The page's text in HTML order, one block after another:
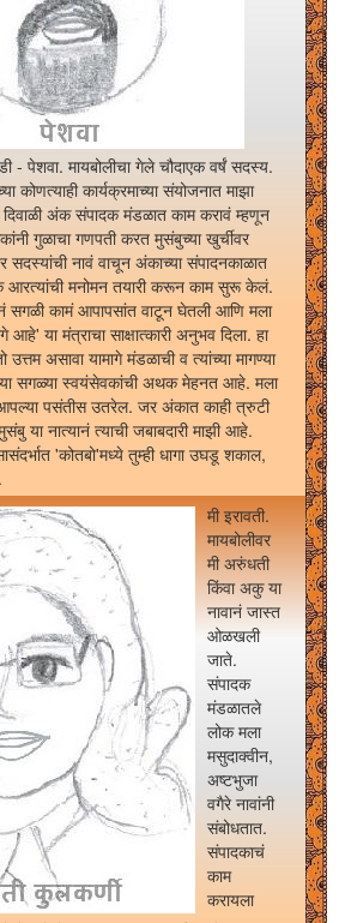
- पेशवा. मायबोलीचा गेले चौदाएक वर्षं सदस्य.
कोणत्याही कार्यक्रमाच्या संयोजनात माझा
दिवाळी अंक संपादक मंडळात काम करावं म्हणून
गुळाचा गणपती करत मुसंबुच्या खुर्चीवर
नावं वाचून अंकाच्या संपादनकाळात
आरत्यांची मनोमन तयारी करून काम सुरू केलं.
सगळी कामं आपापसांत वाटून घेतली आणि मला
या मंत्राचा साक्षात्कारी अनुभव दिला. हा
उत्तम असावा यामागे मंडळाची व त्यांच्या मागण्या
सगळ्या स्वयंसेवकांची अथक मेहनत आहे. मला
पसंतीस उतरेल. जर अंकात काही त्रुटी
या नात्यानं त्याची जबाबदारी माझी आहे.
'कोतबो'मध्ये तुम्ही धागा उघडू शकाल,
मी इरावती.
मायबोलीवर
मी अरुंधती
किंवा अकु या
नावानं जास्त
ओळखली
जाते.
संपादक
मंडळातले
लोक मला
मसुदाक्वीन,
अष्टभुजा
वगैरे नावांनी
संबोधतात.
संपादकाचं
काम
करायला